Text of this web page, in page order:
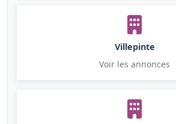
Villepinte
Voir les annonces